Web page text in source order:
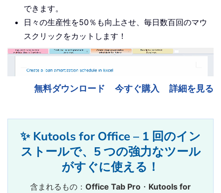
できます。
日々の生産性を50％も向上させ、毎日数百回のマウ
スクリックをカットします！
無料ダウンロード 今すぐ購入 詳細を見る
✨ Kutools for Office – 1 回のイン
ストールで、5 つの強力なツール
がすぐに使える！
含まれるもの： Office Tab Pro ・ Kutools for